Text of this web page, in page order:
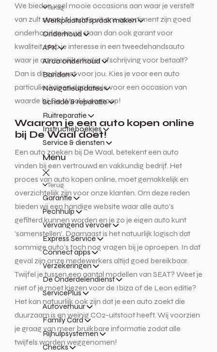
Terug
Werkplaatsafspraak maken
Onderhoud
APK
Airco onderhoud
Banden
Navigatieupdates
Schade & reparatie
Ruitreparatie
Instructieboekjes
Service & diensten
Menu
Terug
Garantie
Pechhulp
Vervangend vervoer
Express Service
Connect apps
Verzekeringen
De Onderdelendienst
ServicePlus
Autoverhuur
Family Card
Rijhulpsystemen
Checks
We bieden veel mooie occasions aan waar je verstelt
van zult staan! Al auto’s uit ons assortiment zijn goed
onderhouden en wij staan dan ook garant voor
kwaliteit. Heb je interesse in een tweedehandsauto
waar je aanzienlijk minder afschrijving voor betaalt?
Dan is dit echt wat voor jou. Kies je voor een auto
particulier kopen dan kies je voor een occasion van
waarde bij De Waal Autogroep!
Waarom je een auto kopen online
bij De Waal doet!
Een auto zoeken bij De Waal, betekent een auto
vinden bij een vertrouwd en vakkundig bedrijf. Het
proces van auto kopen online, moet gemakkelijk en
overzichtelijk zijn voor onze klanten. Om deze reden
bieden wij een handige website waar alle auto’s
gefilterd kunnen worden en je zo je eigen auto kunt
‘samenstellen’. Daarnaast is het natuurlijk logisch dat
sommige auto’s toch nog vragen bij je oproepen. In dat
geval zijn onze medewerkers altijd goed bereikbaar.
Twijfel je tussen een aantal modellen van SEAT? Weet je
niet of je moet kiezen voor de Ibiza of de Leon editie?
Het kan natuurlijk ook zijn dat je een auto zoekt die
duurzaam is en weinig CO2-uitstoot heeft. Wij voorzien
je graag van meer bruikbare informatie zodat alle
twijfels worden weggenomen!